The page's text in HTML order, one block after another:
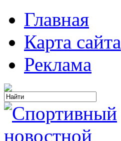
Главная
Карта сайта
Реклама